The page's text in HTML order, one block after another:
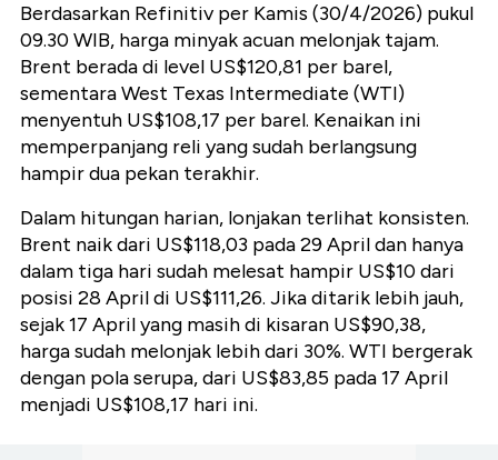
Berdasarkan Refinitiv per Kamis (30/4/2026) pukul
09.30 WIB, harga minyak acuan melonjak tajam.
Brent berada di level US$120,81 per barel,
sementara West Texas Intermediate (WTI)
menyentuh US$108,17 per barel. Kenaikan ini
memperpanjang reli yang sudah berlangsung
hampir dua pekan terakhir.
Dalam hitungan harian, lonjakan terlihat konsisten.
Brent naik dari US$118,03 pada 29 April dan hanya
dalam tiga hari sudah melesat hampir US$10 dari
posisi 28 April di US$111,26. Jika ditarik lebih jauh,
sejak 17 April yang masih di kisaran US$90,38,
harga sudah melonjak lebih dari 30%. WTI bergerak
dengan pola serupa, dari US$83,85 pada 17 April
menjadi US$108,17 hari ini.